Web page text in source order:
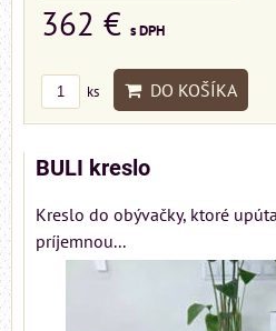
362 € s DPH
ks DO KOŠÍKA
BULI kreslo
Kreslo do obývačky, ktoré
príjemnou...